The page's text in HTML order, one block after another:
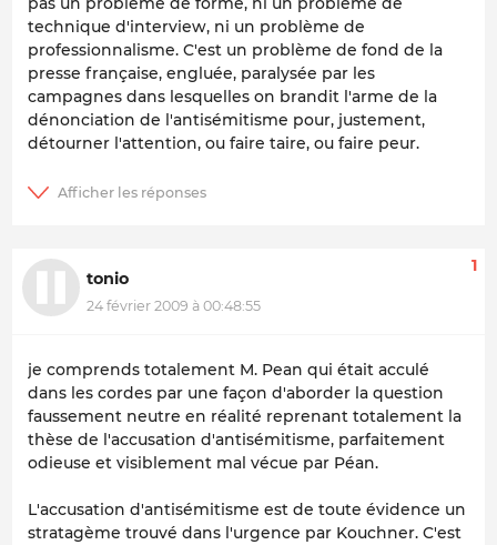
technique d'interview, ni un problème de
professionnalisme. C'est un problème de fond de la
presse française, engluée, paralysée par les
campagnes dans lesquelles on brandit l'arme de la
dénonciation de l'antisémitisme pour, justement,
détourner l'attention, ou faire taire, ou faire peur.
tonio
24 février 2009 à 00:48:55
1
je comprends totalement M. Pean qui était acculé
dans les cordes par une façon d'aborder la question
faussement neutre en réalité reprenant totalement la
thèse de l'accusation d'antisémitisme, parfaitement
odieuse et visiblement mal vécue par Péan.
L'accusation d'antisémitisme est de toute évidence un
stratagème trouvé dans l'urgence par Kouchner. C'est